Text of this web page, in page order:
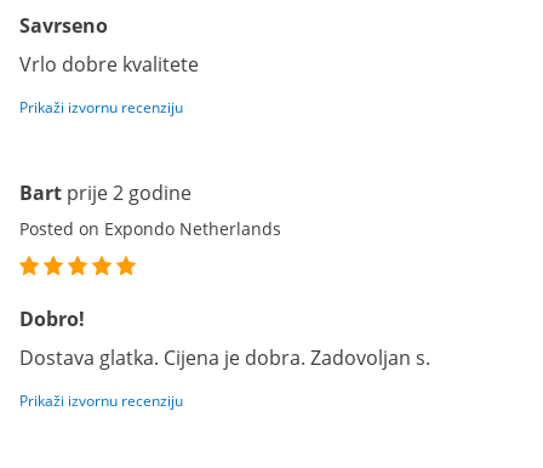
Savrseno
Vrlo dobre kvalitete
Prikaži izvornu recenziju
Bart prije 2 godine
Posted on Expondo Netherlands
Dobro!
Dostava glatka. Cijena je dobra. Zadovoljan s.
Prikaži izvornu recenziju